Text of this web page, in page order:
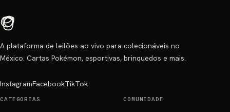
A plataforma de leilões ao vivo para colecionáveis no
México. Cartas Pokémon, esportivas, brinquedos e mais.
InstagramFacebookTikTok
CATEGORIAS COMUNIDADE